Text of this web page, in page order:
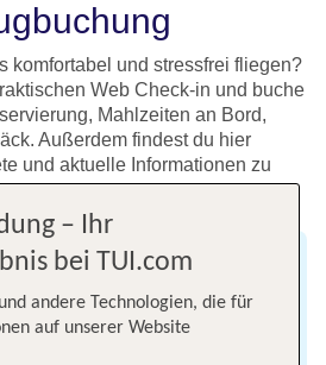
komfortabel und stressfrei fliegen?
Web Check-in und buche
Mahlzeiten an Bord,
Außerdem findest du hier
und aktuelle Informationen zu
Sitzplätze
online einchecken, Gepäck &
– Ihr
bei TUI.com
andere Technologien, die für
auf unserer Website